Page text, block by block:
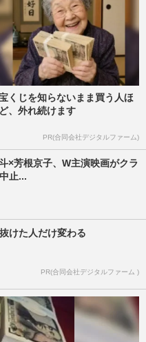
くじを知らないまま買う人ほ
ど、外れ続けます
PR(合同会社デジタルファーム)
×芳根京子、W主演映画がクラ
止...
けた人だけ変わる
PR(合同会社デジタルファーム )